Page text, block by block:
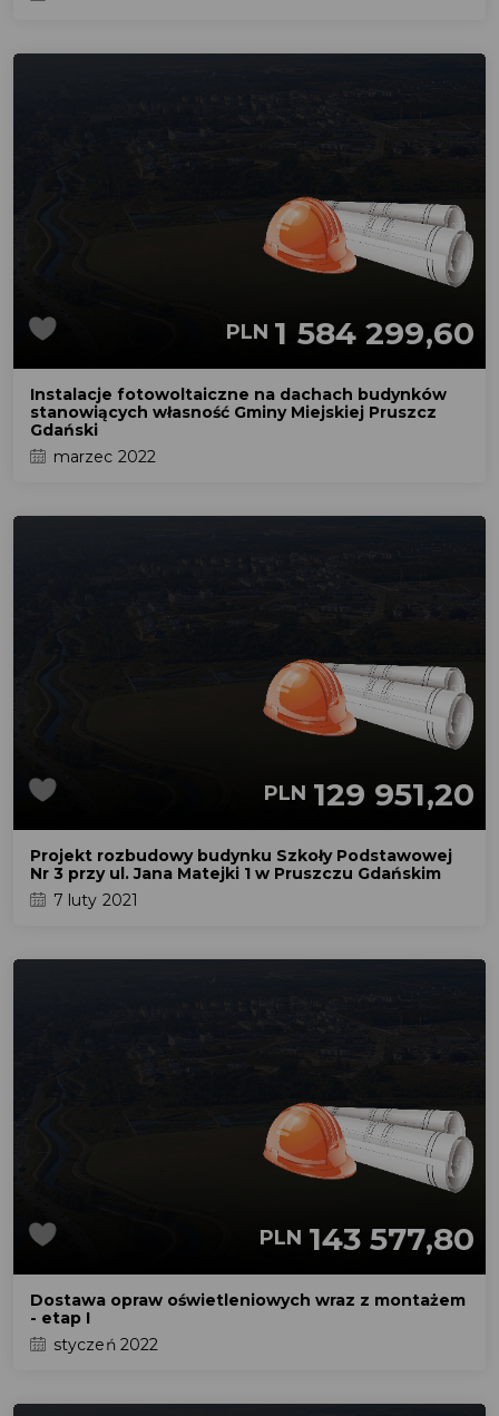
PLN 1 584 299,60
Instalacje fotowoltaiczne na dachach budynków
stanowiących własność Gminy Miejskiej Pruszcz
Gdański
marzec 2022
PLN 129 951,20
Projekt rozbudowy budynku Szkoły Podstawowej
Nr 3 przy ul. Jana Matejki 1 w Pruszczu Gdańskim
7 luty 2021
PLN 143 577,80
Dostawa opraw oświetleniowych wraz z montażem
- etap I
styczeń 2022